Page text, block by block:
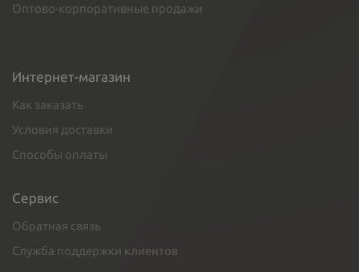
Оптово-корпоративные продажи
Интернет-магазин
Как заказать
Условия доставки
Способы оплаты
Сервис
Обратная связь
Служба поддержки клиентов